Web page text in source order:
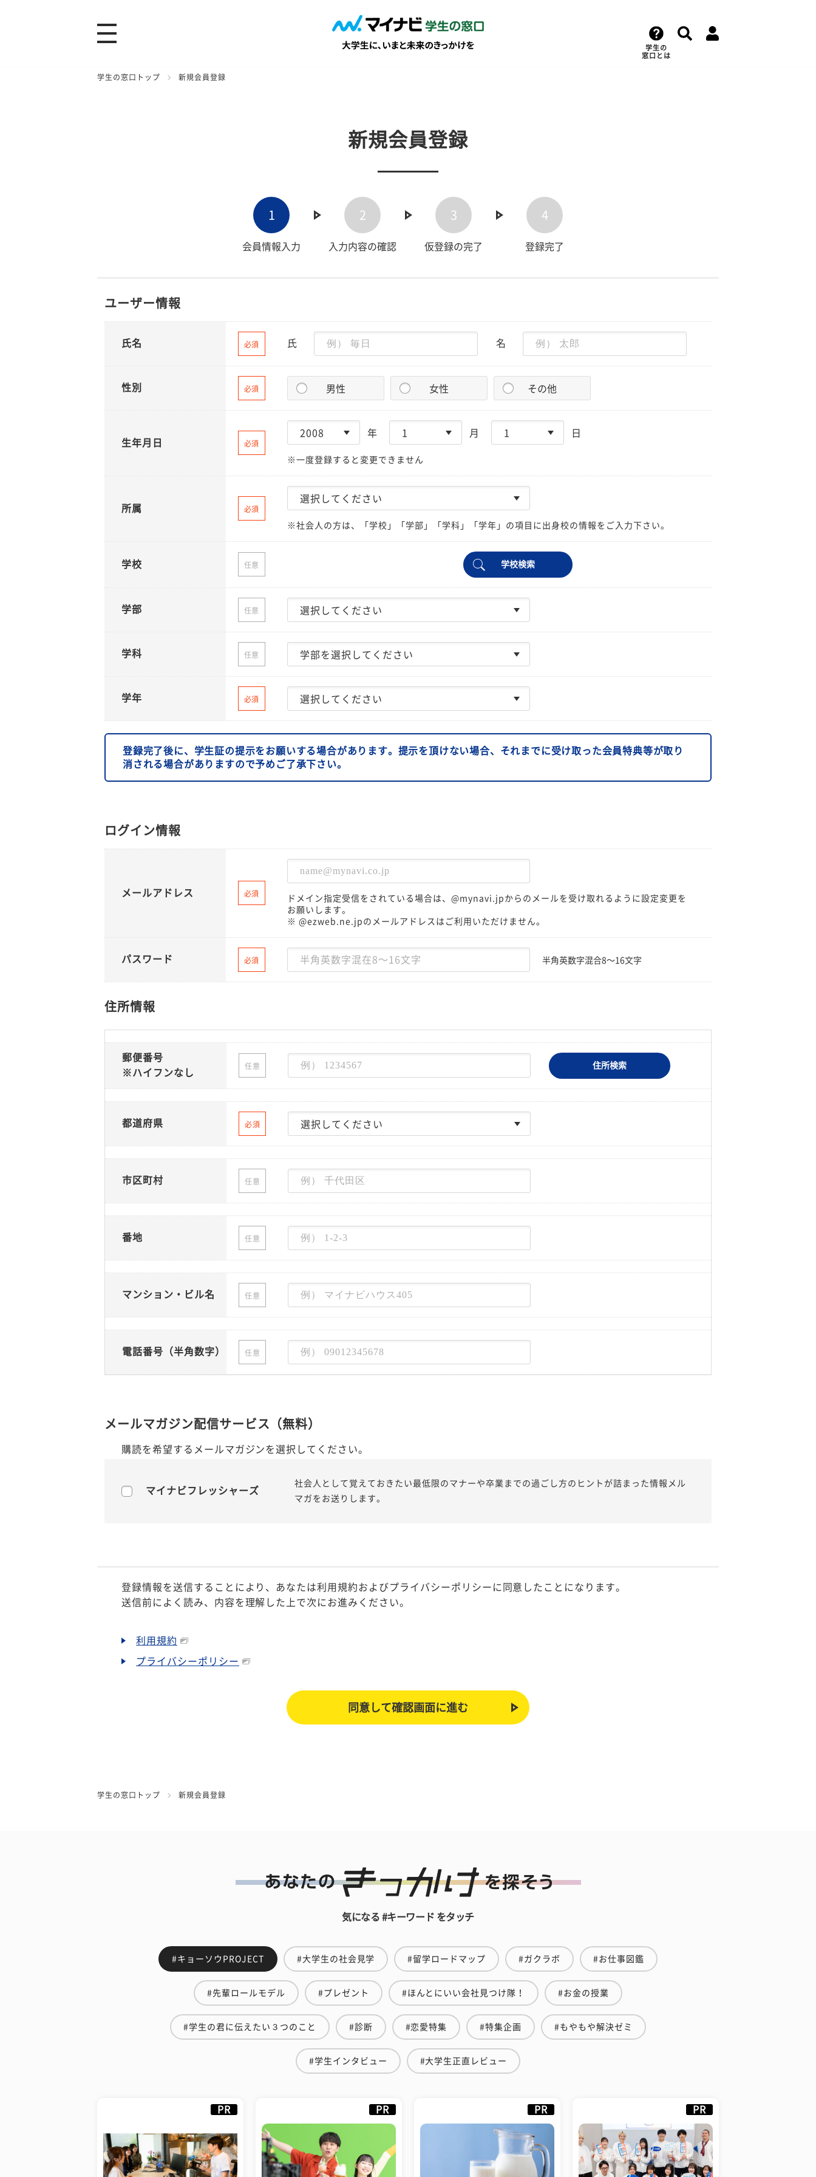
学生の
窓口とは
学生の窓口トップ 新規会員登録
新規会員登録
1
会員情報入力
2
入力内容の確認
3
仮登録の完了
4
登録完了
ユーザー情報
氏名 必須 氏 名
性別 必須 男性 女性 その他
生年月日 必須
年 月 日
※一度登録すると変更できません
所属 必須
※社会人の方は、「学校」「学部」「学科」「学年」の項目に出身校の情報をご入力下さい。
学校 任意 学校検索
学部 任意
学科 任意
学年 必須
登録完了後に、学生証の提示をお願いする場合があります。提示を頂けない場合、それまでに受け取った会員特典等が取り
消される場合がありますので予めご了承下さい。
ログイン情報
メールアドレス 必須
ドメイン指定受信をされている場合は、@mynavi.jpからのメールを受け取れるように設定変更を
お願いします。
※ @ezweb.ne.jpのメールアドレスはご利用いただけません。
パスワード 必須 半角英数字混合8〜16文字
住所情報
郵便番号
※ハイフンなし
任意 住所検索
都道府県 必須
市区町村 任意
番地 任意
マンション・ビル名 任意
電話番号（半角数字） 任意
メールマガジン配信サービス（無料）
購読を希望するメールマガジンを選択してください。
マイナビフレッシャーズ
社会人として覚えておきたい最低限のマナーや卒業までの過ごし方のヒントが詰まった情報メル
マガをお送りします。
登録情報を送信することにより、あなたは利用規約およびプライバシーポリシーに同意したことになります。
送信前によく読み、内容を理解した上で次にお進みください。
利用規約
プライバシーポリシー
学生の窓口トップ 新規会員登録
気になる #キーワード をタッチ
#キョーソウPROJECT #大学生の社会見学 #留学ロードマップ #ガクラボ #お仕事図鑑
#先輩ロールモデル #プレゼント #ほんとにいい会社見つけ隊！ #お金の授業
#学生の君に伝えたい３つのこと #診断 #恋愛特集 #特集企画 #もやもや解決ゼミ
#学生インタビュー #大学生正直レビュー
PR PR PR PR